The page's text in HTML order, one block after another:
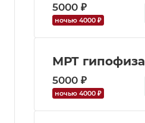
5000 ₽
ночью 4000 ₽
МРТ гипофиза
5000 ₽
ночью 4000 ₽